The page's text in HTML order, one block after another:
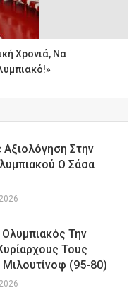
Χρονιά, Να
Αξιολόγηση Στην
Ο Σάσα
Την
Τους
Μιλουτίνοφ (95-80)